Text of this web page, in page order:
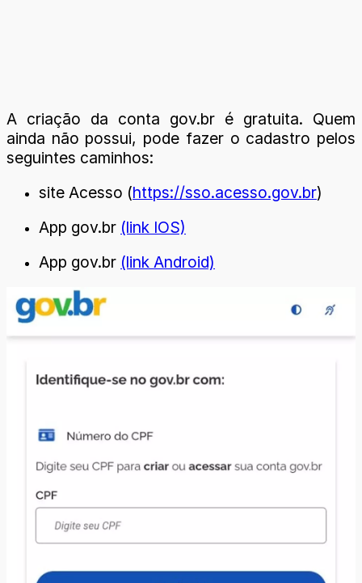
A criação da conta gov.br é gratuita. Quem
ainda não possui, pode fazer o cadastro pelos
seguintes caminhos:
site Acesso (https://sso.acesso.gov.br)
App gov.br (link IOS)
App gov.br (link Android)